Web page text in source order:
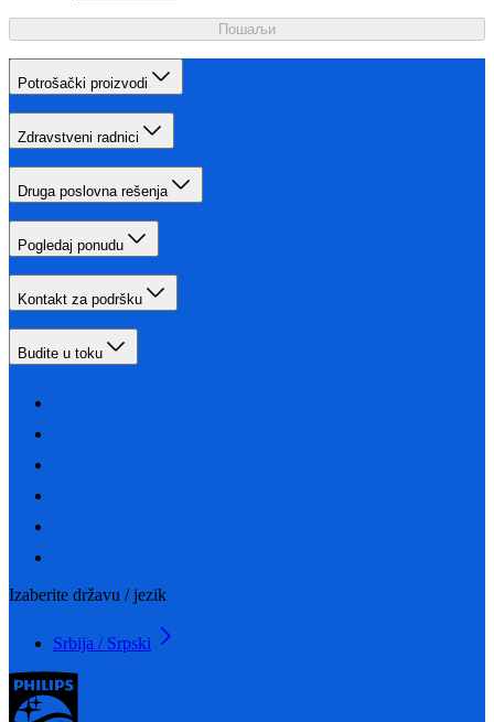
Пошаљи
Potrošački proizvodi
Zdravstveni radnici
Druga poslovna rešenja
Pogledaj ponudu
Kontakt za podršku
Budite u toku
Izaberite državu / jezik
Srbija / Srpski